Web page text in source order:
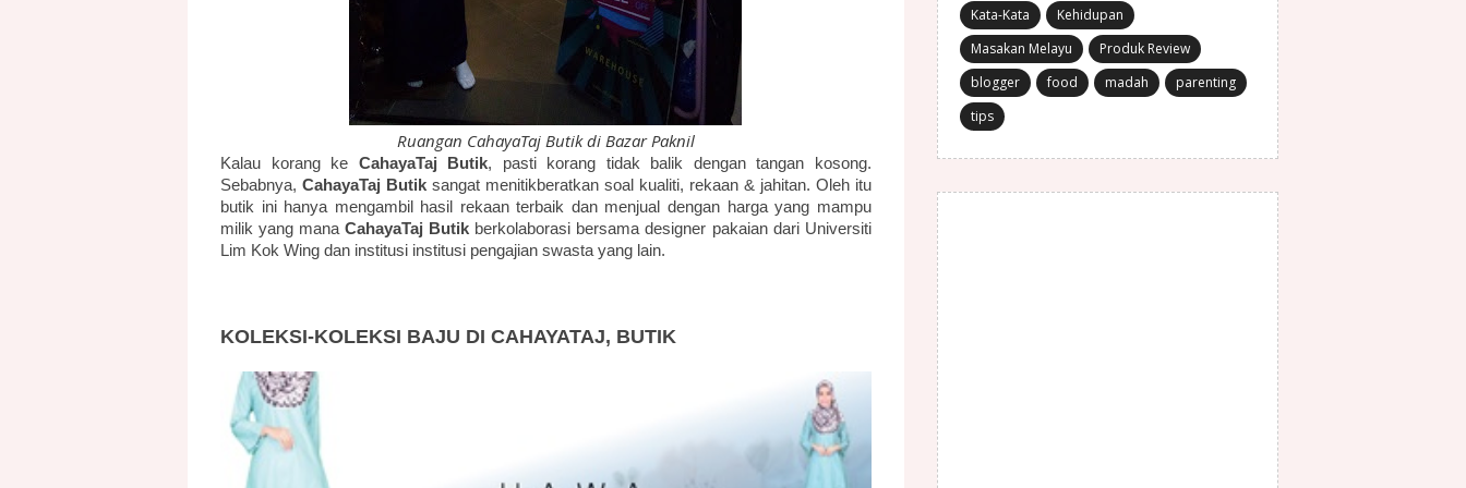
Ruangan CahayaTaj Butik di Bazar Paknil
Kalau korang ke CahayaTaj Butik, pasti korang tidak balik dengan tangan kosong.
Sebabnya, CahayaTaj Butik sangat menitikberatkan soal kualiti, rekaan & jahitan. Oleh itu
butik ini hanya mengambil hasil rekaan terbaik dan menjual dengan harga yang mampu
milik yang manaCahayaTaj Butik berkolaborasi bersama designer pakaian dari Universiti
Lim Kok Wing dan institusi institusi pengajian swasta yang lain.
KOLEKSI-KOLEKSI BAJU DI CAHAYATAJ, BUTIK
Kata-Kata
Kehidupan
Masakan Melayu
Produk Review
blogger
food madah
parenting
tips